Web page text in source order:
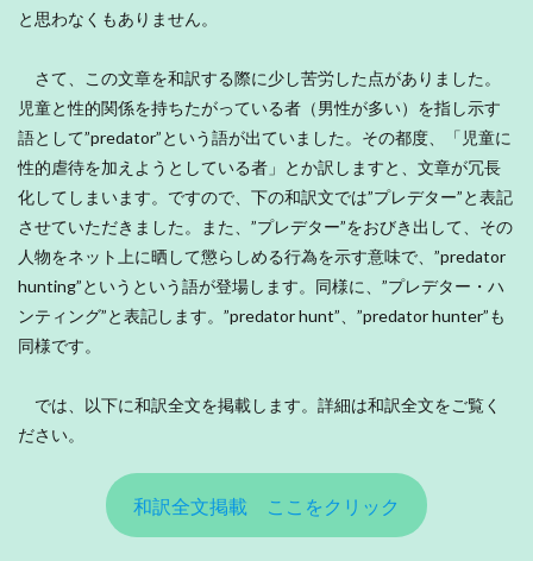
と思わなくもありません。
さて、この文章を和訳する際に少し苦労した点がありました。
児童と性的関係を持ちたがっている者（男性が多い）を指し示す
語として”predator”という語が出ていました。その都度、「児童に
性的虐待を加えようとしている者」とか訳しますと、文章が冗長
化してしまいます。ですので、下の和訳文では”プレデター”と表記
させていただきました。また、”プレデター”をおびき出して、その
人物をネット上に晒して懲らしめる行為を示す意味で、”predator
hunting”というという語が登場します。同様に、”プレデター・ハ
ンティング”と表記します。”predator hunt”、”predator hunter”も
同様です。
では、以下に和訳全文を掲載します。詳細は和訳全文をご覧く
ださい。
和訳全文掲載 ここをクリック